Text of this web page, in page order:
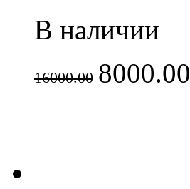
В наличии
16000.00 8000.00